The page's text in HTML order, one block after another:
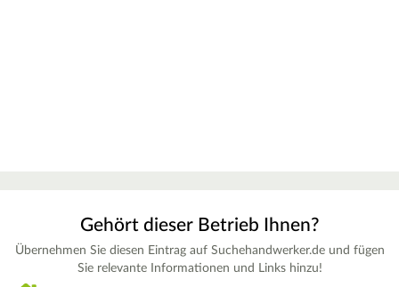
Gehört dieser Betrieb Ihnen?
Übernehmen Sie diesen Eintrag auf Suchehandwerker.de und fügen
Sie relevante Informationen und Links hinzu!